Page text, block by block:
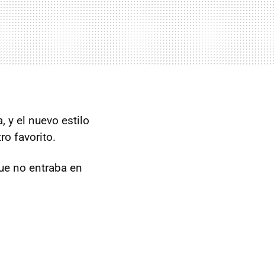
y el nuevo estilo
favorito.
no entraba en